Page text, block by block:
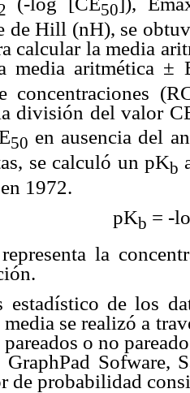
50
de Hill (nH), se
calcular la media
media aritmética ±
concentraciones
división del valor
50 en ausencia del
se calculó un pKb
1972.
pKb = -
la
estadístico de los
se realizó a
o no
GraphPad Sofware,
de probabilidad